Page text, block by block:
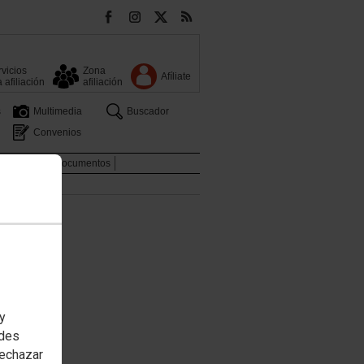
afiliación
Zona
afiliación
Afíliate
Multimedia
Buscador
Convenios
y Documentos